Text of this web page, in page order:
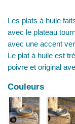
Les plats à huile
avec le plateau
avec une accent
Le plat à huile est
poivre et original
Couleurs